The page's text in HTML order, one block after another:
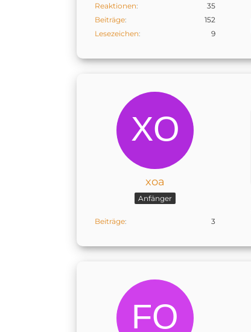
Reaktionen
35
Beiträge
152
Lesezeichen
9
xoa
Anfänger
Beiträge 3